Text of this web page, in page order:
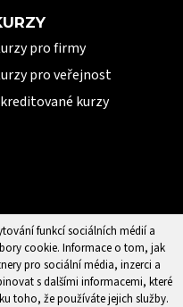
funkcí sociálních médií a
cookie. Informace o tom, jak
pro sociální média, inzerci a
s dalšími informacemi, které
toho, že používáte jejich služby.
pro firmy
pro veřejnost
kurzy